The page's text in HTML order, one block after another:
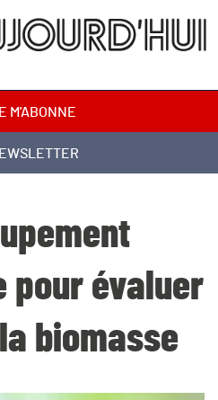
M'ABONNE
pour évaluer
biomasse